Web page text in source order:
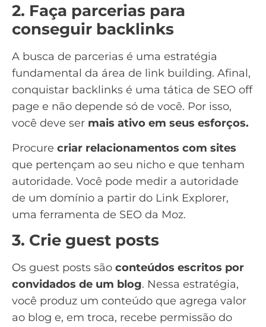
2. Faça parcerias para
conseguir backlinks
A busca de parcerias é uma estratégia
fundamental da área de link building. Afinal,
conquistar backlinks é uma tática de SEO off
page e não depende só de você. Por isso,
você deve ser mais ativo em seus esforços.
Procure criar relacionamentos com sites
que pertençam ao seu nicho e que tenham
autoridade. Você pode medir a autoridade
de um domínio a partir do Link Explorer,
uma ferramenta de SEO da Moz.
3. Crie guest posts
Os guest posts são conteúdos escritos por
convidados de um blog. Nessa estratégia,
você produz um conteúdo que agrega valor
ao blog e, em troca, recebe permissão do